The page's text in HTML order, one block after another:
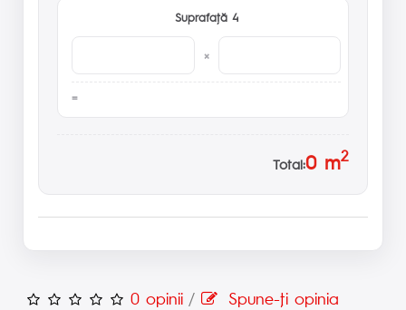
Suprafaţă 4
×
Total:0m2
0 opinii / Spune-ţi opinia